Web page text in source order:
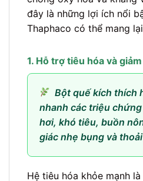
đây là những lợi ích nổi
Thaphaco có thể mang
1. Hỗ trợ tiêu hóa và
Bột quế kích thích
nhanh các triệu
hơi, khó tiêu, buồn
giác nhẹ bụng và thoải
Hệ tiêu hóa khỏe mạnh